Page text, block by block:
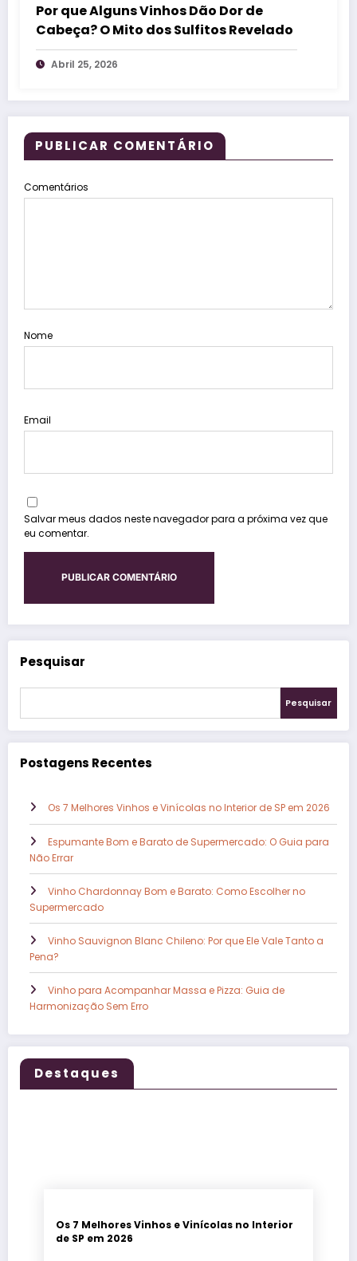
Por que Alguns Vinhos Dão Dor de
Cabeça? O Mito dos Sulfitos Revelado
Abril 25, 2026
PUBLICAR COMENTÁRIO
Comentários
Nome
Email
Salvar meus dados neste navegador para a próxima vez que
eu comentar.
Pesquisar
Pesquisar
Postagens Recentes
Os 7 Melhores Vinhos e Vinícolas no Interior de SP em 2026
Espumante Bom e Barato de Supermercado: O Guia para
Não Errar
Vinho Chardonnay Bom e Barato: Como Escolher no
Supermercado
Vinho Sauvignon Blanc Chileno: Por que Ele Vale Tanto a
Pena?
Vinho para Acompanhar Massa e Pizza: Guia de
Harmonização Sem Erro
Destaques
Os 7 Melhores Vinhos e Vinícolas no Interior
de SP em 2026